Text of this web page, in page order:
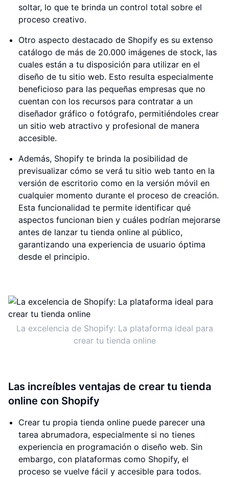
soltar, lo que te brinda un control total sobre el
proceso creativo.
Otro aspecto destacado de Shopify es su extenso
catálogo de más de 20.000 imágenes de stock, las
cuales están a tu disposición para utilizar en el
diseño de tu sitio web. Esto resulta especialmente
beneficioso para las pequeñas empresas que no
cuentan con los recursos para contratar a un
diseñador gráfico o fotógrafo, permitiéndoles crear
un sitio web atractivo y profesional de manera
accesible.
Además, Shopify te brinda la posibilidad de
previsualizar cómo se verá tu sitio web tanto en la
versión de escritorio como en la versión móvil en
cualquier momento durante el proceso de creación.
Esta funcionalidad te permite identificar qué
aspectos funcionan bien y cuáles podrían mejorarse
antes de lanzar tu tienda online al público,
garantizando una experiencia de usuario óptima
desde el principio.
La excelencia de Shopify: La plataforma ideal para
crear tu tienda online
Las increíbles ventajas de crear tu tienda
online con Shopify
Crear tu propia tienda online puede parecer una
tarea abrumadora, especialmente si no tienes
experiencia en programación o diseño web. Sin
embargo, con plataformas como Shopify, el
proceso se vuelve fácil y accesible para todos.